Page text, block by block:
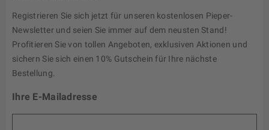
Registrieren Sie sich jetzt für unseren kostenlosen Pieper-
Newsletter und seien Sie immer auf dem neusten Stand!
Profitieren Sie von tollen Angeboten, exklusiven Aktionen und
sichern Sie sich einen 10% Gutschein für Ihre nächste
Bestellung.
Ihre E-Mailadresse